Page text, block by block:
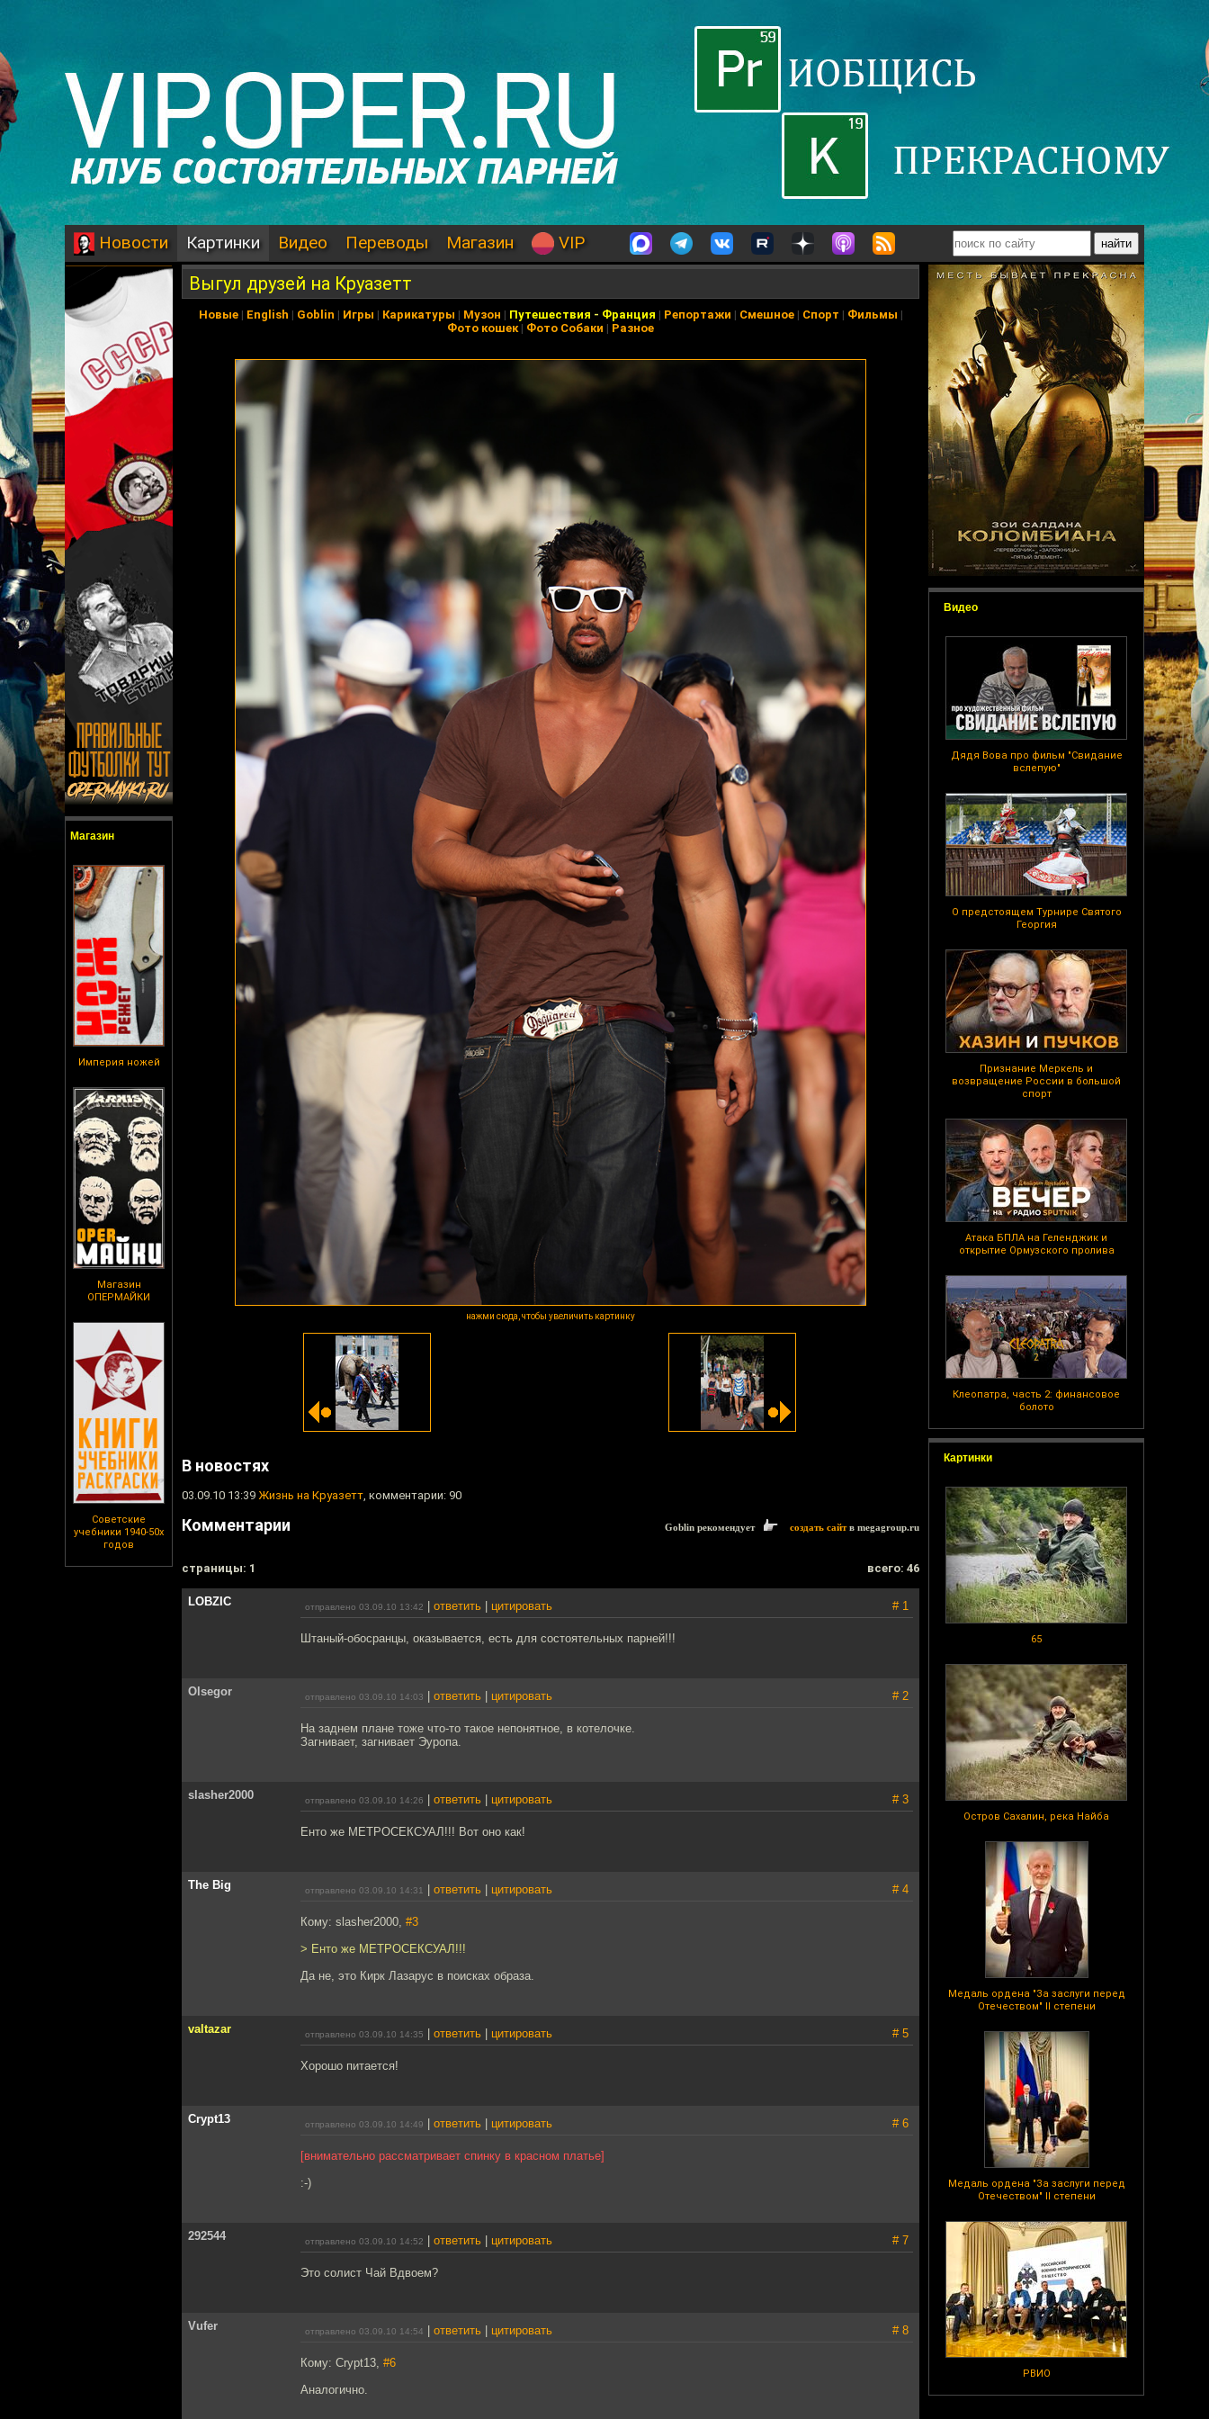
Новости Картинки Видео Переводы Магазин VIP
Магазин
Империя ножей
Магазин
ОПЕРМАЙКИ
Советские
учебники 1940-50х
годов
Видео
Дядя Вова про фильм "Свидание
вслепую"
О предстоящем Турнире Святого
Георгия
Признание Меркель и
возвращение России в большой
спорт
Атака БПЛА на Геленджик и
открытие Ормузского пролива
Клеопатра, часть 2: финансовое
болото
Картинки
65
Остров Сахалин, река Найба
Медаль ордена "За заслуги перед
Отечеством" II степени
Медаль ордена "За заслуги перед
Отечеством" II степени
РВИО
Выгул друзей на Круазетт
Новые| English | Goblin | Игры | Карикатуры | Музон | Путешествия - Франция | Репортажи | Смешное| Спорт | Фильмы |
Фото кошек| Фото Собаки | Разное
нажми сюда, чтобы увеличить картинку
В новостях
03.09.10 13:39 Жизнь на Круазетт, комментарии: 90
Комментарии Goblin рекомендует создать сайтв megagroup.ru
cтраницы: 1 всего: 46
LOBZIC отправлено 03.09.10 13:42 ответить цитировать # 1
Штаный-обосранцы, оказывается, есть для состоятельных парней!!!
Olsegor отправлено 03.09.10 14:03 ответить цитировать # 2
На заднем плане тоже что-то такое непонятное, в котелочке.
Загнивает, загнивает Эуропа.
slasher2000 отправлено 03.09.10 14:26 ответить цитировать # 3
Енто же МЕТРОСЕКСУАЛ!!! Вот оно как!
The Big отправлено 03.09.10 14:31 ответить цитировать # 4
Кому: slasher2000, #3
> Енто же МЕТРОСЕКСУАЛ!!!
Да не, это Кирк Лазарус в поисках образа.
valtazar отправлено 03.09.10 14:35 ответить цитировать # 5
Хорошо питается!
Crypt13 отправлено 03.09.10 14:49 ответить цитировать # 6
[внимательно рассматривает спинку в красном платье]
:-)
292544 отправлено 03.09.10 14:52 ответить цитировать # 7
Это солист Чай Вдвоем?
Vufer отправлено 03.09.10 14:54 ответить цитировать # 8
Кому: Crypt13, #6
Аналогично.